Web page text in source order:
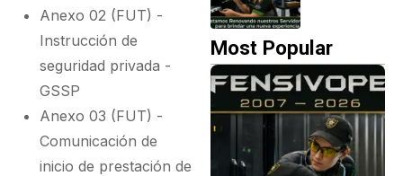
Anexo 02 (FUT) -
Instrucción de
seguridad privada -
GSSP
Anexo 03 (FUT) -
Comunicación de
inicio de prestación de
Secreto
Detrás
del
Desgaste
s para
brindar
una
nueva
experien
cia
Most Popular